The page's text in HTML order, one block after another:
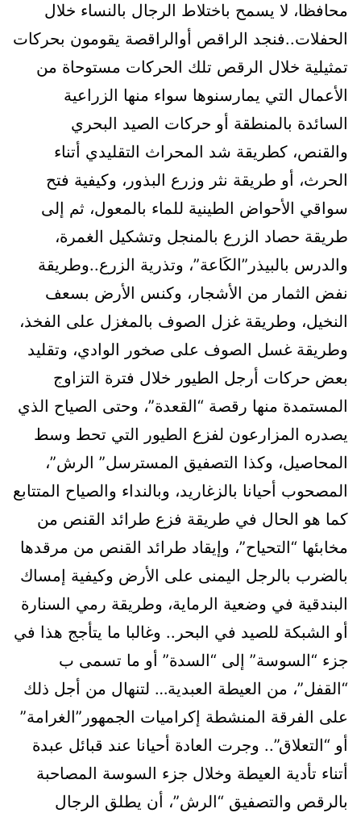
محافظا، لا يسمح باختلاط الرجال بالنساء خلال
الحفلات..فنجد الراقص أوالراقصة يقومون بحركات
تمثيلية خلال الرقص تلك الحركات مستوحاة من
الأعمال التي يمارسنوها سواء منها الزراعية
السائدة بالمنطقة أو حركات الصيد البحري
والقنص، كطريقة شد المحراث التقليدي أتناء
الحرث، أو طريقة نثر وزرع البذور، وكيفية فتح
سواقي الأحواض الطينية للماء بالمعول، ثم إلى
طريقة حصاد الزرع بالمنجل وتشكيل الغمرة،
والدرس بالبيذر”الكَاعة”، وتذرية الزرع..وطريقة
نفض الثمار من الأشجار، وكنس الأرض بسعف
النخيل، وطريقة غزل الصوف بالمغزل على الفخذ،
وطريقة غسل الصوف على صخور الوادي، وتقليد
بعض حركات أرجل الطيور خلال فترة التزاوج
المستمدة منها رقصة “القعدة”، وحتى الصياح الذي
يصدره المزارعون لفزع الطيور التي تحط وسط
المحاصيل، وكذا التصفيق المسترسل” الرش”،
المصحوب أحيانا بالزغاريد، وبالنداء والصياح المتتابع
كما هو الحال في طريقة فزع طرائد القنص من
مخابئها “التحياح”، وإيقاد طرائد القنص من مرقدها
بالضرب بالرجل اليمنى على الأرض وكيفية إمساك
البندقية في وضعية الرماية، وطريقة رمي السنارة
أو الشبكة للصيد في البحر.. وغالبا ما يتأجج هذا في
جزء “السوسة” إلى “السدة” أو ما تسمى ب
“القفل”، من العيطة العبدية… لتنهال من أجل ذلك
على الفرقة المنشطة إكراميات الجمهور”الغرامة”
أو “التعلاق”.. وجرت العادة أحيانا عند قبائل عبدة
أتناء تأدية العيطة وخلال جزء السوسة المصاحبة
بالرقص والتصفيق “الرش”، أن يطلق الرجال